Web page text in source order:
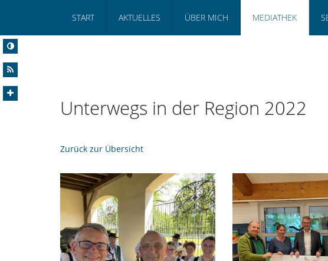
START AKTUELLES ÜBER MICH MEDIATHEK
Unterwegs in der Region 2022
Zurück zur Übersicht